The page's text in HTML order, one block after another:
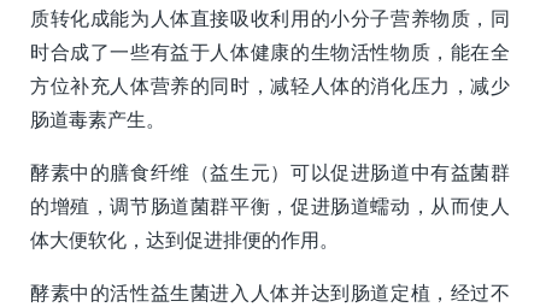
质转化成能为人体直接吸收利用的小分子营养物质，同
时合成了一些有益于人体健康的生物活性物质，能在全
方位补充人体营养的同时，减轻人体的消化压力，减少
肠道毒素产生。
酵素中的膳食纤维（益生元）可以促进肠道中有益菌群
的增殖，调节肠道菌群平衡，促进肠道蠕动，从而使人
体大便软化，达到促进排便的作用。
酵素中的活性益生菌进入人体并达到肠道定植，经过不